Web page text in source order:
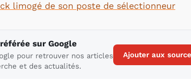
limogé de son poste de sélectionneur
sur Google
pour retrouver nos articles
et des actualités.
Ajouter aux